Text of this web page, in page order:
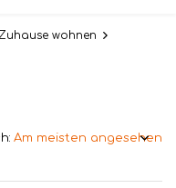
wohnen